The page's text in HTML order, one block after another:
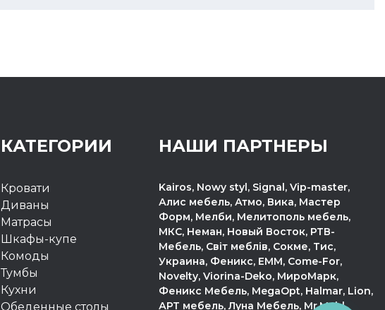
КАТЕГОРИИ
Кровати
Диваны
Матрасы
Шкафы-купе
Комоды
Тумбы
Кухни
Обеденные столы
НАШИ ПАРТНЕРЫ
Kairos, Nowy styl, Signal, Vip-master,
Алис мебель, Атмо, Вика, Мастер
Форм, Мелби, Мелитополь мебель,
МКС, Неман, Новый Восток, РТВ-
Мебель, Світ меблів, Сокме, Тис,
Украина, Феникс, ЕММ, Come-For,
Novelty, Viorina-Deko, МироМарк,
Феникс Мебель, MegaOpt, Halmar, Lion,
АРТ мебель, Луна Мебель, Mr.Mebl,